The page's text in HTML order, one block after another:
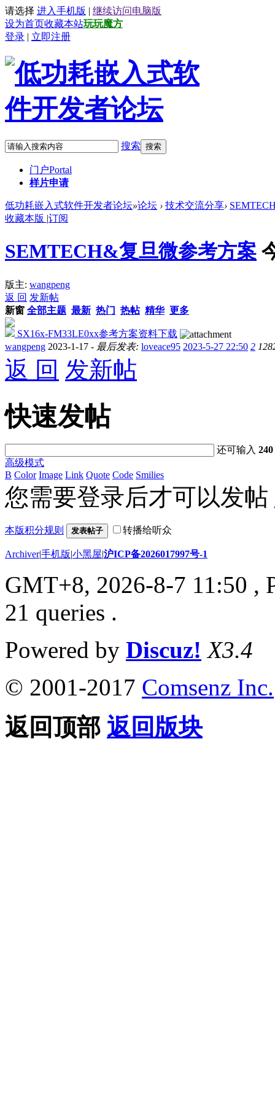
请选择 进入手机版 | 继续访问电脑版
设为首页收藏本站玩玩魔方
登录 | 立即注册
搜索 搜索
门户Portal
样片申请
低功耗嵌入式软件开发者论坛»论坛 › 技术交流分享›
收藏本版 |订阅
SEMTECH&复旦微参考方案
版主: wangpeng
返 回 发新帖
新窗 全部主题 最新 热门 热帖 精华 更多
SX16x-FM33LE0xx参考方案资料下载
wangpeng 2023-1-17 - 最后发表: loveace95 2023-5-27 22:50 2
返 回 发新帖
快速发帖
还可输入240
高级模式
B Color Image Link Quote Code Smilies
您需要登录后才可以发帖
本版积分规则 发表帖子 转播给听众
Archiver|手机版|小黑屋|沪ICP备2026017997号-1
GMT+8, 2026-8-7 11:50 ,
21 queries .
Powered by Discuz! X3.4
© 2001-2017 Comsenz Inc.
返回顶部 返回版块